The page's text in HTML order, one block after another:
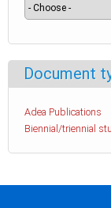
Document
Adea Publications
Biennial/triennial